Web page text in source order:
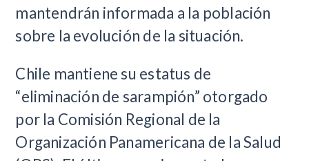
mantendrán informada a la población
sobre la evolución de la situación.
Chile mantiene su estatus de
“eliminación de sarampión” otorgado
por la Comisión Regional de la
Organización Panamericana de la Salud